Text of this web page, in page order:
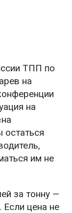
ТПП по
на
на
им не
за тонну —
Если цена не